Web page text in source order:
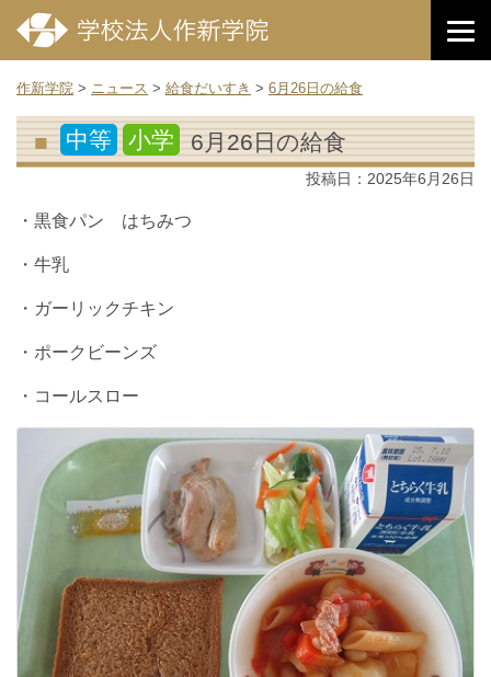
作新学院 > ニュース > 給食だいすき > 6月26日の給食
中等 小学 6月26日の給食
投稿日： 2025年6月26日
・黒食パン はちみつ
・牛乳
・ガーリックチキン
・ポークビーンズ
・コールスロー